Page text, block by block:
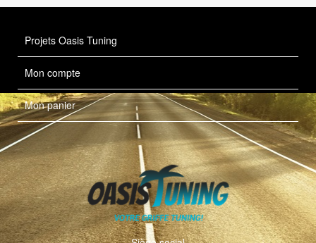
Projets Oasis Tuning
Mon compte
Mon panier